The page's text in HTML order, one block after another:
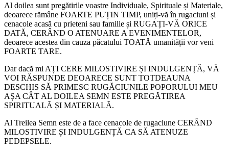
Al doilea sunt pregătirile voastre Individuale, Spirituale și Materiale,
deoarece rămâne FOARTE PUȚIN TIMP, uniți-vă în rugaciuni și
cenacole acasă cu prieteni sau familie și RUGAȚI-VĂ ORICE
DATĂ, CERÂND O ATENUARE A EVENIMENTELOR,
deoarece acestea din cauza păcatului TOATĂ umanității vor veni
FOARTE TARE.
Dar dacă mi AȚI CERE MILOSTIVIRE ȘI INDULGENȚĂ, VĂ
VOI RĂSPUNDE DEOARECE SUNT TOTDEAUNA
DESCHIS SĂ PRIMESC RUGĂCIUNILE POPORULUI MEU
AȘA CÂT AL DOILEA SEMN ESTE PREGĂTIREA
SPIRITUALĂ ȘI MATERIALĂ.
Al Treilea Semn este de a face cenacole de rugaciune CERÂND
MILOSTIVIRE ȘI INDULGENȚĂ CA SĂ ATENUZE
PEDEPSELE.